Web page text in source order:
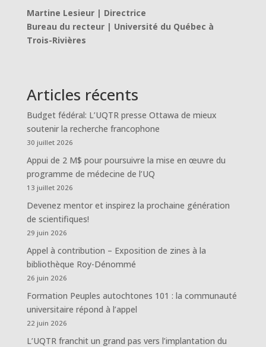
Martine Lesieur | Directrice
Bureau du recteur | Université du Québec à
Trois-Rivières
Articles récents
Budget fédéral: L’UQTR presse Ottawa de mieux
soutenir la recherche francophone
30 juillet 2026
Appui de 2 M$ pour poursuivre la mise en œuvre du
programme de médecine de l’UQ
13 juillet 2026
Devenez mentor et inspirez la prochaine génération
de scientifiques!
29 juin 2026
Appel à contribution – Exposition de zines à la
bibliothèque Roy-Dénommé
26 juin 2026
Formation Peuples autochtones 101 : la communauté
universitaire répond à l’appel
22 juin 2026
L’UQTR franchit un grand pas vers l’implantation du